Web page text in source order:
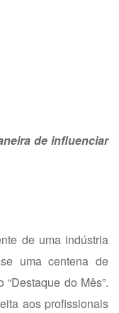
de influenciar
de uma indústria
uma centena de
do Mês”.
aos profissionais